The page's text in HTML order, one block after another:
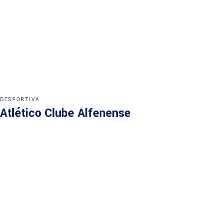
DESPORTIVA
Atlético Clube Alfenense